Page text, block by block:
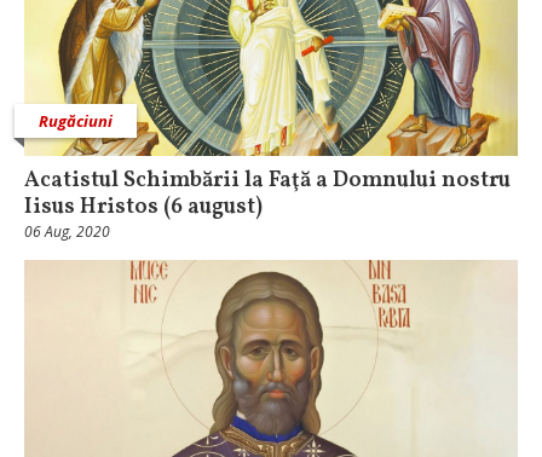
Rugăciuni
Acatistul Schimbării la Faţă a Domnului nostru
Iisus Hristos (6 august)
06 Aug, 2020